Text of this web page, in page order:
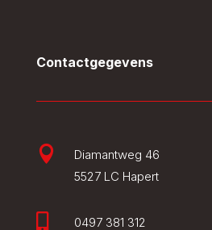
Contactgegevens

Diamantweg 46
5527 LC Hapert
0497 381 312